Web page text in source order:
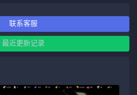
联系客服
最近更新记录